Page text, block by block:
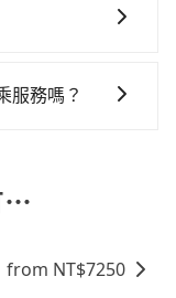
凹的車門仍未被
位，對於急著用
得非常不便。
，不分城市與郊
宜不少，是不是
間也絕對全程
市價7~8折的主
例。這不僅體現
服務嗎？
再有其他陌生
共乘乘客做彈
⋯
from NT$7250